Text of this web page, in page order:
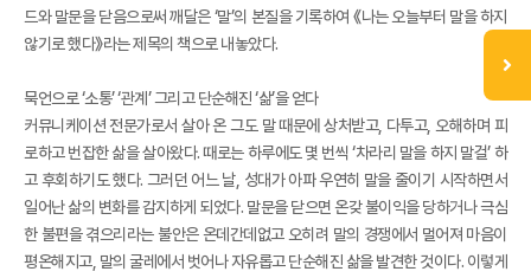
드와 말문을 닫음으로써 깨달은 ‘말’의 본질을 기록하여 《나는 오늘부터 말을 하지
않기로 했다》라는 제목의 책으로 내놓았다.
묵언으로 ‘소통’ ‘관계’ 그리고 단순해진 ‘삶’을 얻다
커뮤니케이션 전문가로서 살아 온 그도 말 때문에 상처받고, 다투고, 오해하며 피
로하고 번잡한 삶을 살아왔다. 때로는 하루에도 몇 번씩 ‘차라리 말을 하지 말걸’ 하
고 후회하기도 했다. 그러던 어느 날, 성대가 아파 우연히 말을 줄이기 시작하면서
일어난 삶의 변화를 감지하게 되었다. 말문을 닫으면 온갖 불이익을 당하거나 극심
한 불편을 겪으리라는 불안은 온데간데없고 오히려 말의 경쟁에서 멀어져 마음이
평온해지고, 말의 굴레에서 벗어나 자유롭고 단순해진 삶을 발견한 것이다. 이렇게